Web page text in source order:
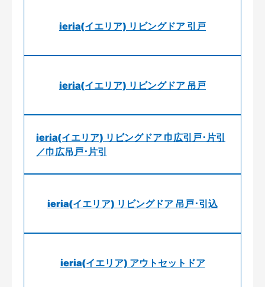
ieria(イエリア) リビングドア 引戸
ieria(イエリア) リビングドア 吊戸
ieria(イエリア) リビングドア 巾広引戸･片引
／巾広吊戸･片引
ieria(イエリア) リビングドア 吊戸･引込
ieria(イエリア) アウトセットドア